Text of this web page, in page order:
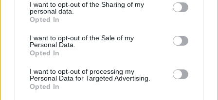
I want to opt-out of the Sharing of my
personal data.
Opted In
I want to opt-out of the Sale of my
Personal Data.
Opted In
I want to opt-out of processing my
Personal Data for Targeted Advertising.
Opted In